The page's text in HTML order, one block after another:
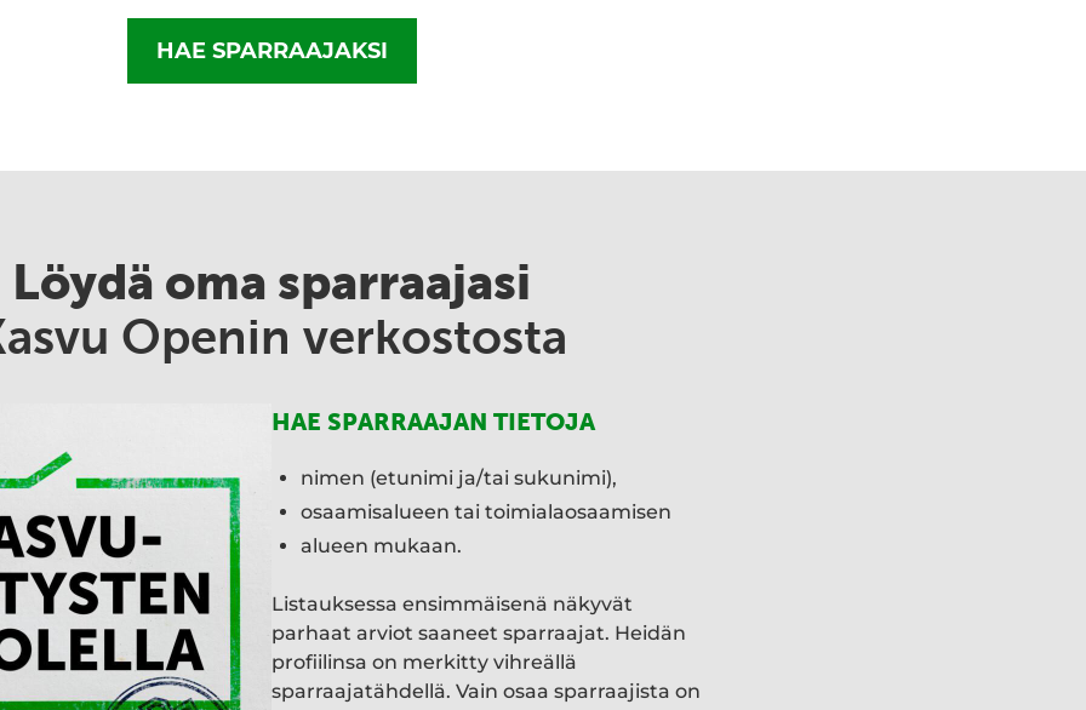
HAE SPARRAAJAKSI
Löydä oma sparraajasi
Openin verkostosta
HAE SPARRAAJAN TIETOJA
nimen (etunimi ja/tai sukunimi),
osaamisalueen tai toimialaosaamisen
alueen mukaan.
Listauksessa ensimmäisenä näkyvät
parhaat arviot saaneet sparraajat. Heidän
profiilinsa on merkitty vihreällä
sparraajatähdellä. Vain osaa sparraajista on